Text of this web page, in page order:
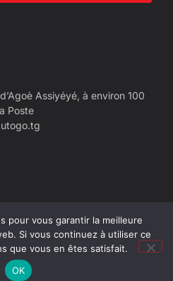
Assiyéyé, à environ 100
Poste
du Togo
par NEUF SEPT
pour vous garantir la meilleure
Si vous continuez à utiliser ce
que vous en êtes satisfait.
OK